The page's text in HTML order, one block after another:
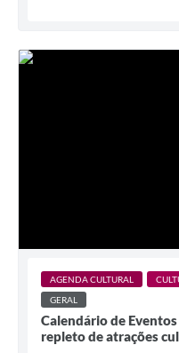
AGENDA CULTURAL
GERAL
Calendário de
repleto de atrações